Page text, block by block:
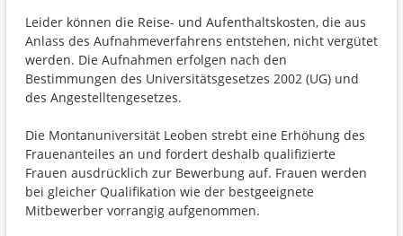
Leider können die Reise- und Aufenthaltskosten, die aus
Anlass des Aufnahmeverfahrens entstehen, nicht vergütet
werden. Die Aufnahmen erfolgen nach den
Bestimmungen des Universitätsgesetzes 2002 (UG) und
des Angestelltengesetzes.
Die Montanuniversität Leoben strebt eine Erhöhung des
Frauenanteiles an und fordert deshalb qualifizierte
Frauen ausdrücklich zur Bewerbung auf. Frauen werden
bei gleicher Qualifikation wie der bestgeeignete
Mitbewerber vorrangig aufgenommen.